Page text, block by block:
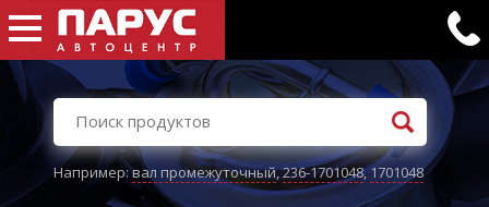
Например:вал промежуточный,236-1701048,1701048